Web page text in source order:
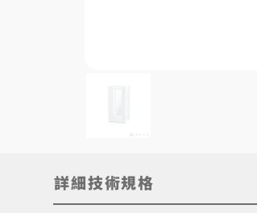
詳細技術規格